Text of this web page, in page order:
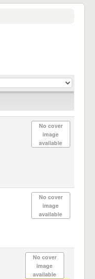
No cover
image
available
No cover
image
available
No cover
image
available